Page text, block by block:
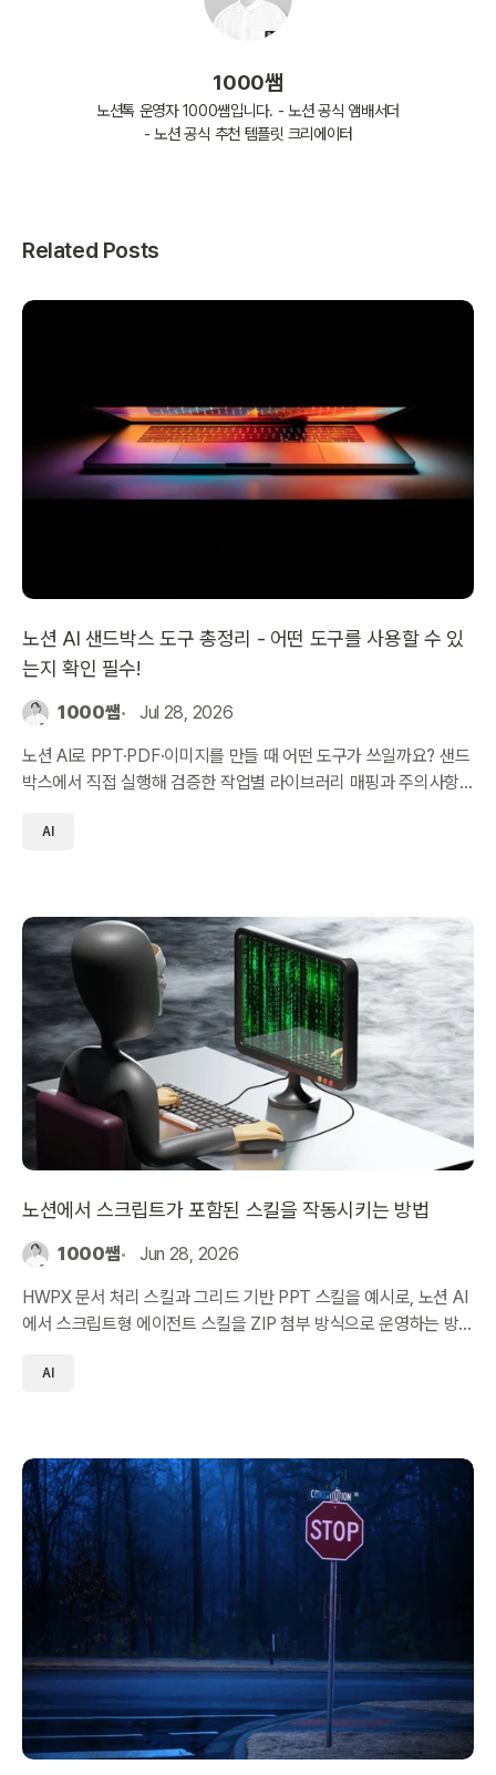
1000쌤
노션톡 운영자 1000쌤입니다. - 노션 공식 앰배서더
- 노션 공식 추천 템플릿 크리에이터
Related Posts
노션 AI 샌드박스 도구 총정리 - 어떤 도구를 사용할 수 있
는지 확인 필수!
1000쌤 Jul 28, 2026
노션 AI로 PPT·PDF·이미지를 만들 때 어떤 도구가 쓰일까요? 샌드
박스에서 직접 실행해 검증한 작업별 라이브러리 매핑과 주의사항
AI
노션에서 스크립트가 포함된 스킬을 작동시키는 방법
1000쌤 Jun 28, 2026
HWPX 문서 처리 스킬과 그리드 기반 PPT 스킬을 예시로, 노션 AI
에서 스크립트형 에이전트 스킬을 ZIP 첨부 방식으로 운영하는 방
AI